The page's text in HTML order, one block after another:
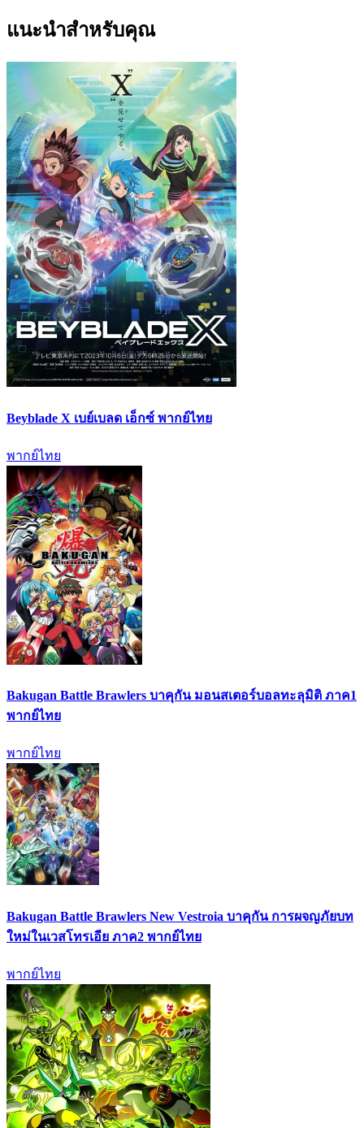
แนะนำสำหรับคุณ
Beyblade X เบย์เบลด เอ็กซ์ พากย์ไทย
พากย์ไทย
Bakugan Battle Brawlers บาคุกัน มอนสเตอร์บอลทะลุมิติ ภาค1
พากย์ไทย
พากย์ไทย
Bakugan Battle Brawlers New Vestroia บาคุกัน การผจญภัยบท
ใหม่ในเวสโทรเอีย ภาค2 พากย์ไทย
พากย์ไทย